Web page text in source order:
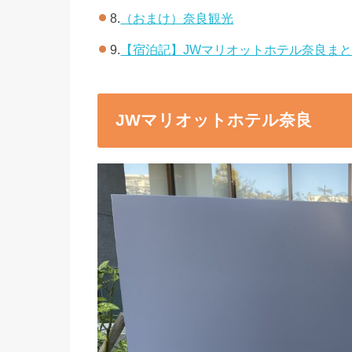
8. （おまけ）奈良観光
9. 【宿泊記】JWマリオットホテル奈良ま
JWマリオットホテル奈良